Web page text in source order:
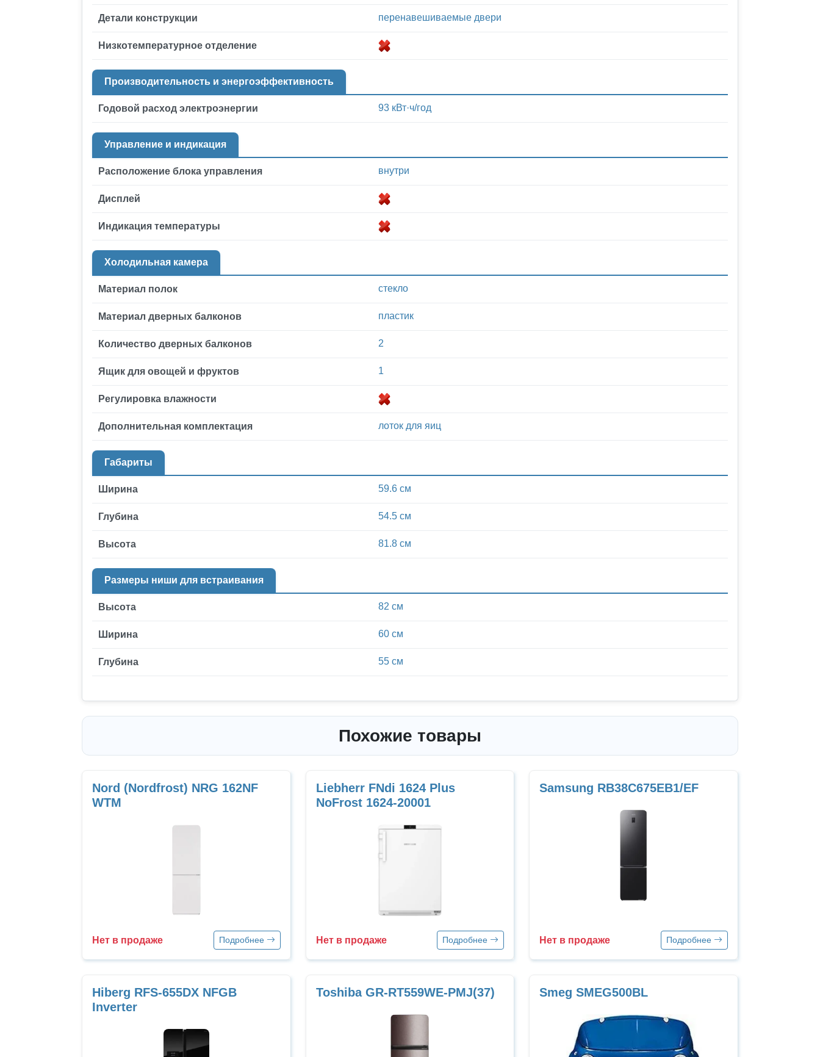
Детали конструкции перенавешиваемые двери
Низкотемпературное отделение
Производительность и энергоэффективность
Годовой расход электроэнергии 93 кВт·ч/год
Управление и индикация
Расположение блока управления внутри
Дисплей
Индикация температуры
Холодильная камера
Материал полок стекло
Материал дверных балконов пластик
Количество дверных балконов 2
Ящик для овощей и фруктов 1
Регулировка влажности
Дополнительная комплектация лоток для яиц
Габариты
Ширина 59.6 см
Глубина 54.5 см
Высота 81.8 см
Размеры ниши для встраивания
Высота 82 см
Ширина 60 см
Глубина 55 см
Похожие товары
Nord (Nordfrost) NRG 162NF
WTM
Нет в продаже Подробнее
Liebherr FNdi 1624 Plus
NoFrost 1624-20001
Нет в продаже Подробнее
Samsung RB38C675EB1/EF
Нет в продаже Подробнее
Hiberg RFS-655DX NFGB
Inverter
Toshiba GR-RT559WE-PMJ(37) Smeg SMEG500BL